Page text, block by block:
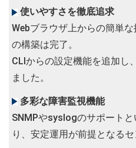
使いやすさを徹底追求
Webブラウザ上からの簡単
の構築は完了。
CLIからの設定機能を追加し
ました。
多彩な障害監視機能
SNMPやsyslogのサポート
り、安定運用が前提となる